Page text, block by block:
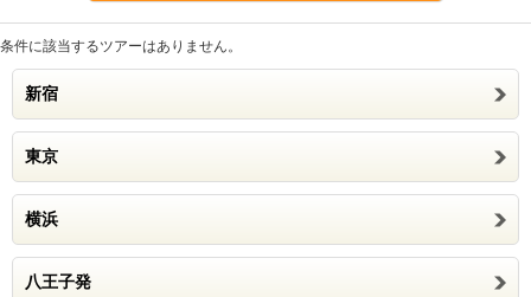
条件に該当するツアーはありません。
新宿
東京
横浜
八王子発